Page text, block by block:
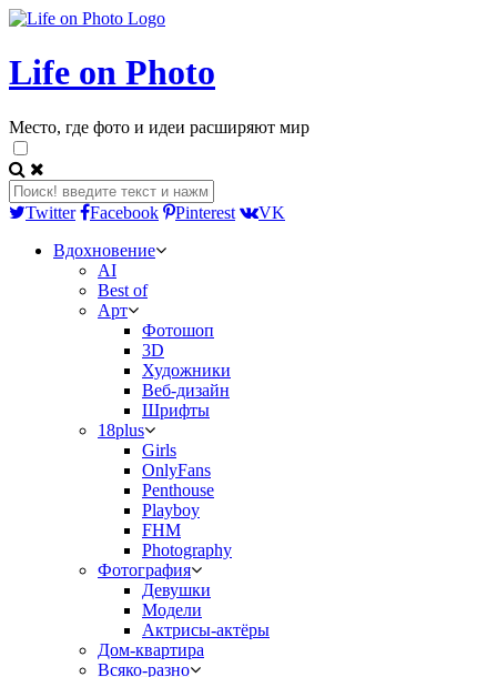
Life on Photo
Место, где фото и идеи расширяют мир
Twitter Facebook Pinterest
VK
Вдохновение
AI
Best of
Арт
Фотошоп
3D
Художники
Веб-дизайн
Шрифты
18plus
Girls
OnlyFans
Penthouse
Playboy
FHM
Photography
Фотография
Девушки
Модели
Актрисы-актёры
Дом-квартира
Всяко-разно